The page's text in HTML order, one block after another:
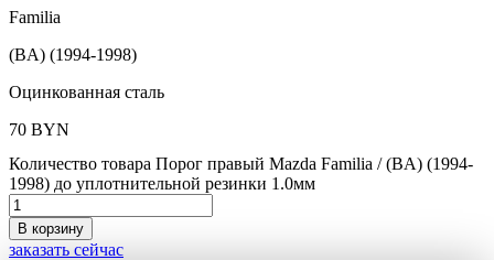
Familia
(BA) (1994-1998)
Оцинкованная сталь
70 BYN
Количество товара Порог правый Mazda Familia / (BA) (1994-
1998) до уплотнительной резинки 1.0мм
В корзину
заказать сейчас